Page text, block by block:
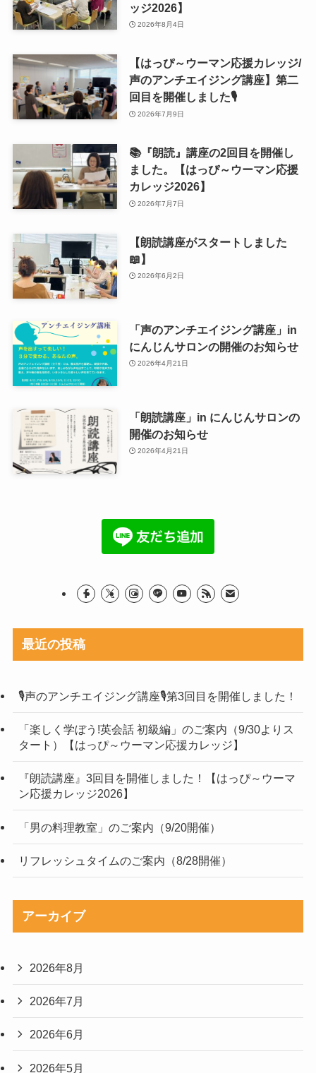
ッジ2026】
2026年8月4日
【はっぴ～ウーマン応援カレッジ/
声のアンチエイジング講座】第二
回目を開催しました🎙
2026年7月9日
📚『朗読』講座の2回目を開催し
ました。【はっぴ～ウーマン応援
カレッジ2026】
2026年7月7日
【朗読講座がスタートしました
📖】
2026年6月2日
「声のアンチエイジング講座」in
にんじんサロンの開催のお知らせ
2026年4月21日
「朗読講座」in にんじんサロンの
開催のお知らせ
2026年4月21日
最近の投稿
🎙声のアンチエイジング講座🎙第3回目を開催しました！
「楽しく学ぼう!英会話 初級編」のご案内（9/30よりス
タート）【はっぴ～ウーマン応援カレッジ】
『朗読講座』3回目を開催しました！【はっぴ～ウーマ
ン応援カレッジ2026】
「男の料理教室」のご案内（9/20開催）
リフレッシュタイムのご案内（8/28開催）
アーカイブ
2026年8月
2026年7月
2026年6月
2026年5月